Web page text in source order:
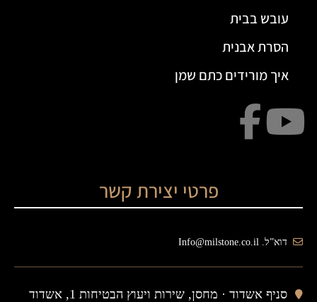
עובש בבית
הסרת אבנית
איך מורידים כתם שמן
פרטי יצירת קשר
דוא”ל. Info@milstone.co.il
סניף אשדוד · מחסן, שירות ויעוץ הבטיחות 1, אשדוד